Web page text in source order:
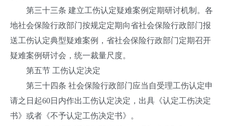
第三十三条 建立工伤认定疑难案例定期研讨机制。各
地社会保险行政部门按规定定期向省社会保险行政部门报
送工伤认定典型疑难案例，省社会保险行政部门定期召开
疑难案例研讨会，统一裁量尺度。
第五节 工伤认定决定
第三十四条 社会保险行政部门应当自受理工伤认定申
请之日起60日内作出工伤认定决定，出具《认定工伤决定
书》或者《不予认定工伤决定书》。